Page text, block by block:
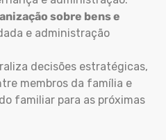
sobre bens e
e administração
decisões estratégicas,
membros da família e
familiar para as próximas